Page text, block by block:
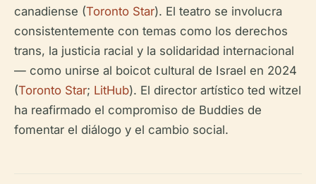
canadiense (Toronto Star). El teatro se involucra
consistentemente con temas como los derechos
trans, la justicia racial y la solidaridad internacional
— como unirse al boicot cultural de Israel en 2024
(Toronto Star; LitHub). El director artístico ted witzel
ha reafirmado el compromiso de Buddies de
fomentar el diálogo y el cambio social.